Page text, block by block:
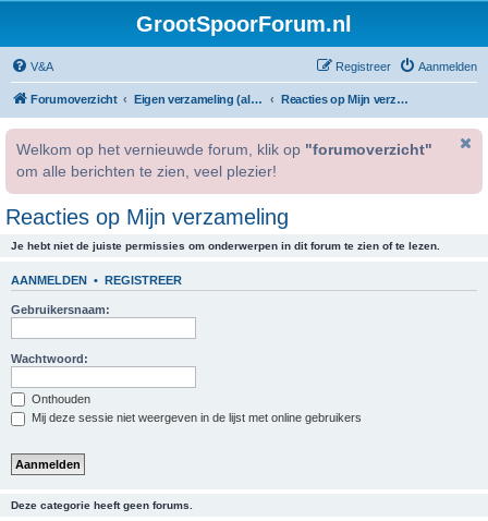
GrootSpoorForum.nl
V&A Aanmelden
Registreer
Forumoverzicht Eigen verzameling (alleen voor geregistreerde gebruikers). Reacties op Mijn verzameling
Welkom op het vernieuwde forum, klik op "forumoverzicht"
om alle berichten te zien, veel plezier!
Reacties op Mijn verzameling
Je hebt niet de juiste permissies om onderwerpen in dit forum te zien of te lezen.
AANMELDEN • REGISTREER
Gebruikersnaam:
Wachtwoord:
Onthouden
Mij deze sessie niet weergeven in de lijst met online gebruikers
Deze categorie heeft geen forums.